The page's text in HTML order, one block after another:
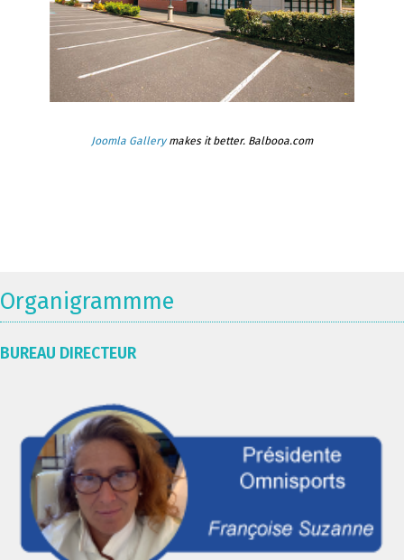
Joomla Gallerymakes it better. Balbooa.com
Organigrammme
BUREAU DIRECTEUR